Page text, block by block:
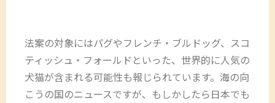
法案の対象にはパグやフレンチ・ブルドッグ、スコ
ティッシュ・フォールドといった、世界的に人気の
犬猫が含まれる可能性も報じられています。海の向
こうの国のニュースですが、もしかしたら日本でも